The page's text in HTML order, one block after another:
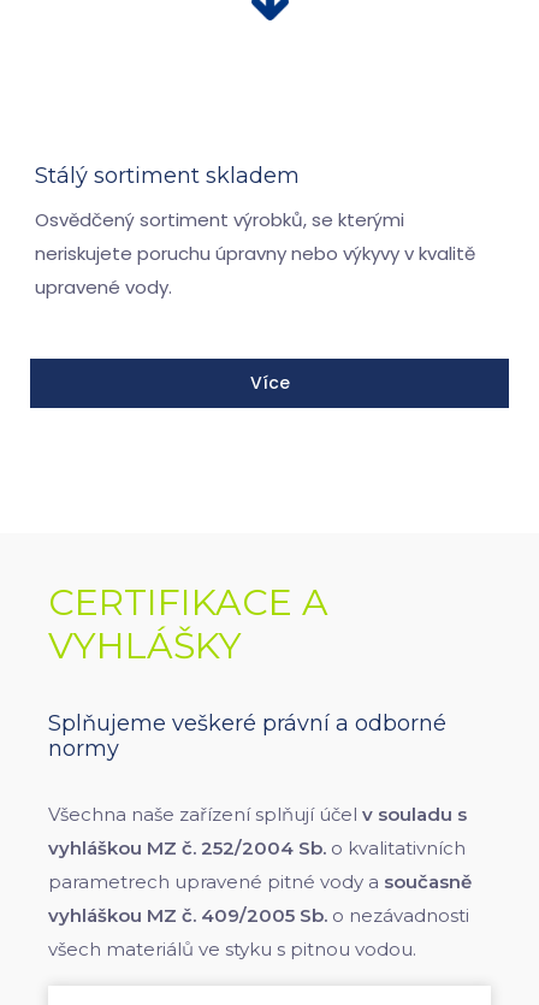
Stálý sortiment skladem
Osvědčený sortiment výrobků, se kterými
neriskujete poruchu úpravny nebo výkyvy v kvalitě
upravené vody.
Více
CERTIFIKACE A
VYHLÁŠKY
Splňujeme veškeré právní a odborné
normy
Všechna naše zařízení splňují účel v souladu s
vyhláškou MZ č. 252/2004 Sb. o kvalitativních
parametrech upravené pitné vody a současně
vyhláškou MZ č. 409/2005 Sb. o nezávadnosti
všech materiálů ve styku s pitnou vodou.